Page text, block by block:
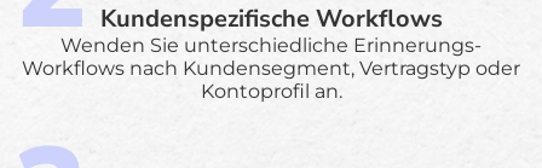
Kundenspezifische Workflows
Wenden Sie unterschiedliche Erinnerungs-
Workflows nach Kundensegment, Vertragstyp oder
Kontoprofil an.